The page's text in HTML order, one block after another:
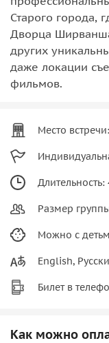
Старого города,
Дворца
других
даже локации
фильмов.
Место
Длительность:
Размер
Можно с
English,
Билет в
Как можно